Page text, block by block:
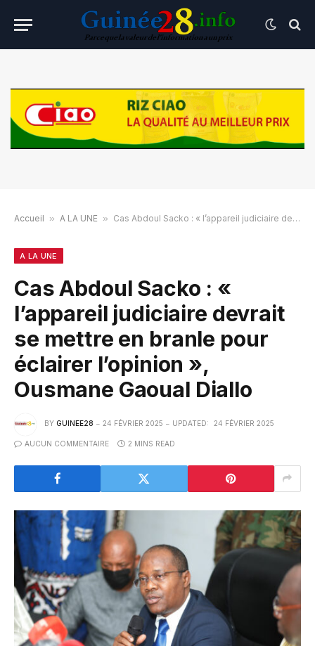
Accueil » A LA UNE » Cas Abdoul Sacko : « l’appareil judiciaire devrait se mettre en branle pour éclairer l’opinion », Ousmane Gaoual Diallo
A LA UNE
Cas Abdoul Sacko : «
l’appareil judiciaire devrait
se mettre en branle pour
éclairer l’opinion »,
Ousmane Gaoual Diallo
BY GUINEE28 24 FÉVRIER 2025 UPDATED: 24 FÉVRIER 2025
AUCUN COMMENTAIRE 2 MINS READ